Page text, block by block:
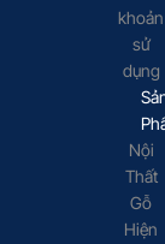
khoản
sử
dụng
Nội
Thất
Gỗ
Hiện